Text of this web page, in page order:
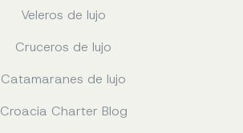
Veleros de lujo
Cruceros de lujo
Catamaranes de lujo
Croacia Charter Blog